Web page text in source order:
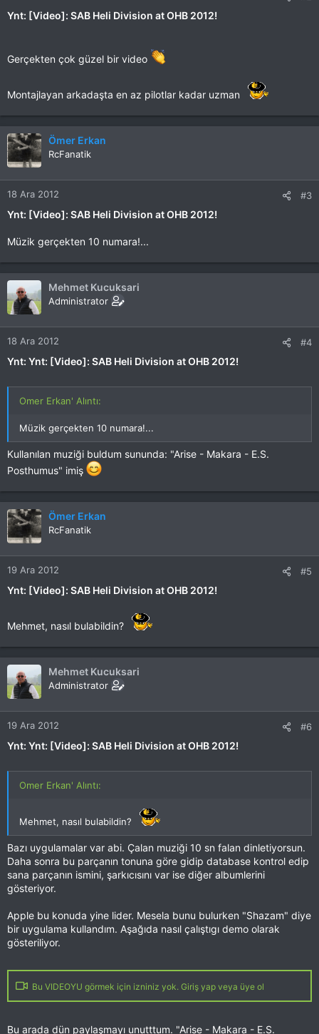
Ynt: [Video]: SAB Heli Division at OHB 2012!
Gerçekten çok güzel bir video
Montajlayan arkadaşta en az pilotlar kadar uzman
Ömer Erkan
RcFanatik
18 Ara 2012 #3
Ynt: [Video]: SAB Heli Division at OHB 2012!
Müzik gerçekten 10 numara!...
Mehmet Kucuksari
Administrator
18 Ara 2012 #4
Ynt: Ynt: [Video]: SAB Heli Division at OHB 2012!
Omer Erkan' Alıntı:
Müzik gerçekten 10 numara!...
Kullanılan muziği buldum sununda: "Arise - Makara - E.S.
Posthumus" imiş
Ömer Erkan
RcFanatik
19 Ara 2012 #5
Ynt: [Video]: SAB Heli Division at OHB 2012!
Mehmet, nasıl bulabildin?
Mehmet Kucuksari
Administrator
19 Ara 2012 #6
Ynt: Ynt: [Video]: SAB Heli Division at OHB 2012!
Omer Erkan' Alıntı:
Mehmet, nasıl bulabildin?
Bazı uygulamalar var abi. Çalan muziği 10 sn falan dinletiyorsun.
Daha sonra bu parçanın tonuna göre gidip database kontrol edip
sana parçanın ismini, şarkıcısını var ise diğer albumlerini
gösteriyor.
Apple bu konuda yine lider. Mesela bunu bulurken "Shazam" diye
bir uygulama kullandım. Aşağıda nasıl çalıştıgı demo olarak
gösteriliyor.
Bu VIDEOYU görmek için izniniz yok. Giriş yap veya üye ol
Bu arada dün paylaşmayı unutttum. "Arise - Makara - E.S.